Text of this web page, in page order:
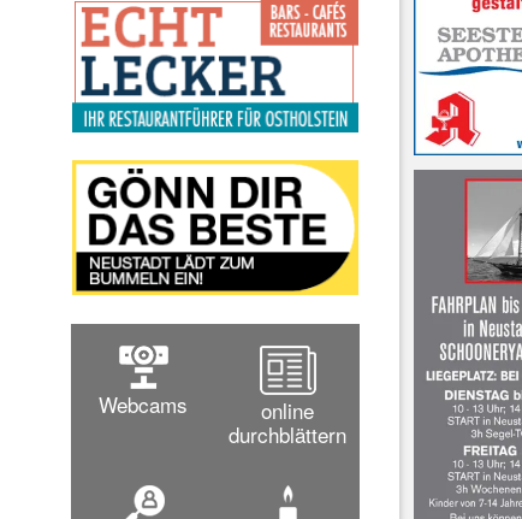
Webcams
online
durchblättern